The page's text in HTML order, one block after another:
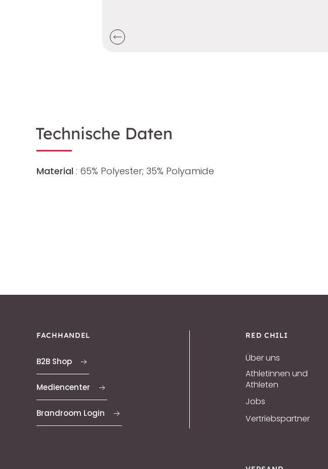
Technische Daten
Material : 65% Polyester; 35% Polyamide
FACHHANDEL
B2B Shop
Mediencenter
Brandroom Login
RED CHILI
Über uns
Athletinnen und
Athleten
Jobs
Vertriebspartner